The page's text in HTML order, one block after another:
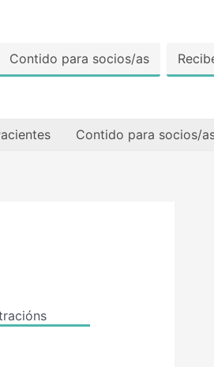
Contido para socios/as
Contido para socios/